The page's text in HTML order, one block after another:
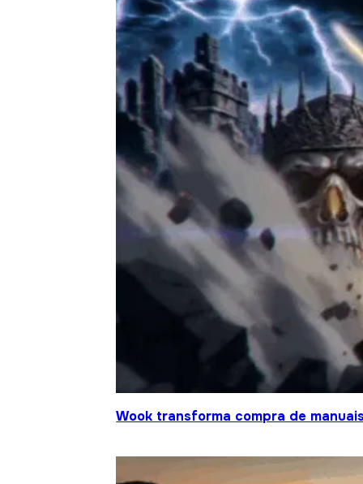
Wook transforma compra de